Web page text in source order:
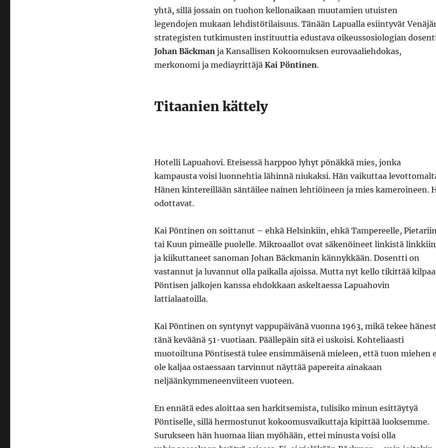
yhtä, sillä jossain on tuohon kellonaikaan muutamien utuisten
legendojen mukaan lehdistötilaisuus. Tänään Lapualla esiintyvät
strategisten tutkimusten instituuttia edustava oikeussosiologian
Johan Bäckmanja Kansallisen Kokoomuksen eurovaaliehdokas,
merkonomi ja mediayrittäjä Kai Pöntinen.
Titaanien kättely
Hotelli Lapuahovi. Eteisessä harppoo lyhyt pönäkkä mies, jonka
kampausta voisi luonnehtia lähinnä niukaksi. Hän vaikuttaa
Hänen kintereillään säntäilee nainen lehtiöineen ja mies kameroineen.
odottavat.
Kai Pöntinen on soittanut – ehkä Helsinkiin, ehkä Tampereelle,
tai Kuun pimeälle puolelle. Mikroaallot ovat säkenöineet linkistä linkkiin
ja kiikuttaneet sanoman Johan Bäckmanin kännykkään. Dosentti on
vastannut ja luvannut olla paikalla ajoissa. Mutta nyt kello tikittää kilpaa
Pöntisen jalkojen kanssa ehdokkaan askeltaessa Lapuahovin
lattialaatoilla.
Kai Pöntinen on syntynyt vappupäivänä vuonna 1963, mikä tekee
tänä keväänä 51-vuotiaan. Päällepäin sitä ei uskoisi. Kohteliaasti
muotoiltuna Pöntisestä tulee ensimmäisenä mieleen, että tuon miehen
ole kaljaa ostaessaan tarvinnut näyttää papereita ainakaan
neljäänkymmeneenviiteen vuoteen.
En ennätä edes aloittaa sen harkitsemista, tulisiko minun esittäytyä
Pöntiselle, sillä hermostunut kokoomusvaikuttaja kipittää luoksemme.
Surukseen hän huomaa liian myöhään, ettei minusta voisi olla